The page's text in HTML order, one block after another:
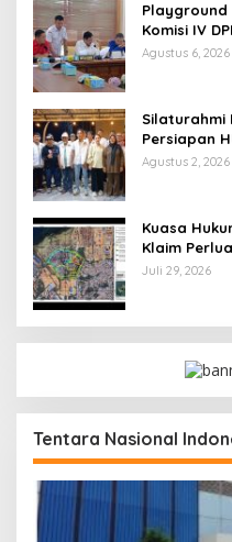
Playground
Komisi IV
Agustus 6, 2026
Silaturahmi
Persiapan
Konsolidasi
Agustus 2, 2026
Kuasa
Klaim
Juli 29, 2026
Tentara Nasional